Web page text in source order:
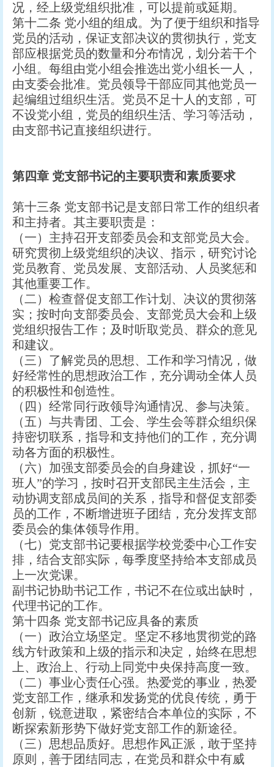
况，经上级党组织批准，可以提前或延期。
第十二条 党小组的组成。为了便于组织和指导
党员的活动，保证支部决议的贯彻执行，党支
部应根据党员的数量和分布情况，划分若干个
小组。每组由党小组会推选出党小组长一人，
由支委会批准。党员领导干部应同其他党员一
起编组过组织生活。党员不足十人的支部，可
不设党小组，党员的组织生活、学习等活动，
由支部书记直接组织进行。
第四章 党支部书记的主要职责和素质要求
第十三条 党支部书记是支部日常工作的组织者
和主持者。其主要职责是：
（一）主持召开支部委员会和支部党员大会。
研究贯彻上级党组织的决议、指示，研究讨论
党员教育、党员发展、支部活动、人员奖惩和
其他重要工作。
（二）检查督促支部工作计划、决议的贯彻落
实；按时向支部委员会、支部党员大会和上级
党组织报告工作；及时听取党员、群众的意见
和建议。
（三）了解党员的思想、工作和学习情况，做
好经常性的思想政治工作，充分调动全体人员
的积极性和创造性。
（四）经常同行政领导沟通情况、参与决策。
（五）与共青团、工会、学生会等群众组织保
持密切联系，指导和支持他们的工作，充分调
动各方面的积极性。
（六）加强支部委员会的自身建设，抓好“一
班人”的学习，按时召开支部民主生活会，主
动协调支部成员间的关系，指导和督促支部委
员的工作，不断增进班子团结，充分发挥支部
委员会的集体领导作用。
（七）党支部书记要根据学校党委中心工作安
排，结合支部实际，每季度坚持给本支部成员
上一次党课。
副书记协助书记工作，书记不在位或出缺时，
代理书记的工作。
第十四条 党支部书记应具备的素质
（一）政治立场坚定。坚定不移地贯彻党的路
线方针政策和上级的指示和决定，始终在思想
上、政治上、行动上同党中央保持高度一致。
（二）事业心责任心强。热爱党的事业，热爱
党支部工作，继承和发扬党的优良传统，勇于
创新，锐意进取，紧密结合本单位的实际，不
断探索新形势下做好党支部工作的新途径。
（三）思想品质好。思想作风正派，敢于坚持
原则，善于团结同志，在党员和群众中有威